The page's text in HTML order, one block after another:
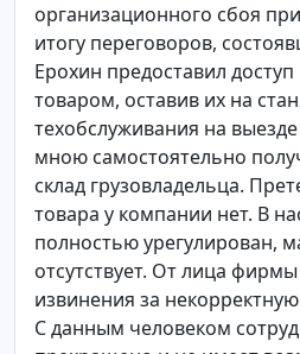
организационного сбоя
итогу переговоров,
Ерохин предоставил
товаром, оставив их на
техобслуживания на
мною самостоятельно
склад грузовладельца.
товара у компании нет. В
полностью урегулирован,
отсутствует. От лица
извинения за
С данным человеком